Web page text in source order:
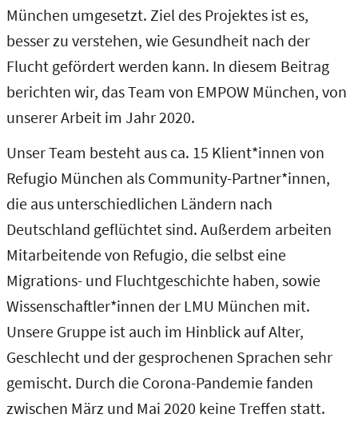
München umgesetzt. Ziel des Projektes ist es,
besser zu verstehen, wie Gesundheit nach der
Flucht gefördert werden kann. In diesem Beitrag
berichten wir, das Team von EMPOW München, von
unserer Arbeit im Jahr 2020.
Unser Team besteht aus ca. 15 Klient*innen von
Refugio München als Community-Partner*innen,
die aus unterschiedlichen Ländern nach
Deutschland geflüchtet sind. Außerdem arbeiten
Mitarbeitende von Refugio, die selbst eine
Migrations- und Fluchtgeschichte haben, sowie
Wissenschaftler*innen der LMU München mit.
Unsere Gruppe ist auch im Hinblick auf Alter,
Geschlecht und der gesprochenen Sprachen sehr
gemischt. Durch die Corona-Pandemie fanden
zwischen März und Mai 2020 keine Treffen statt.